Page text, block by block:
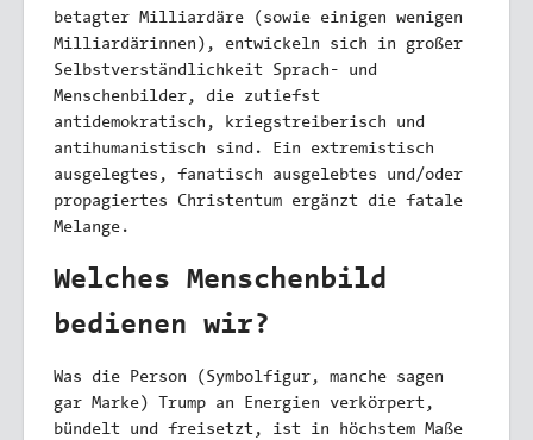
betagter Milliardäre (sowie einigen wenigen
Milliardärinnen), entwickeln sich in großer
Selbstverständlichkeit Sprach- und
Menschenbilder, die zutiefst
antidemokratisch, kriegstreiberisch und
antihumanistisch sind. Ein extremistisch
ausgelegtes, fanatisch ausgelebtes und/oder
propagiertes Christentum ergänzt die fatale
Melange.
Welches Menschenbild
bedienen wir?
Was die Person (Symbolfigur, manche sagen
gar Marke) Trump an Energien verkörpert,
bündelt und freisetzt, ist in höchstem Maße